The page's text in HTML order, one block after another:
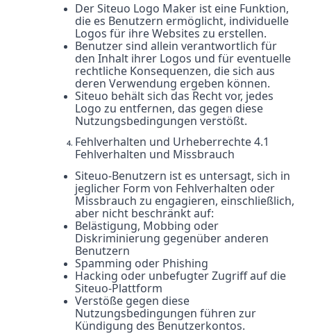
Der Siteuo Logo Maker ist eine Funktion,
die es Benutzern ermöglicht, individuelle
Logos für ihre Websites zu erstellen.
Benutzer sind allein verantwortlich für
den Inhalt ihrer Logos und für eventuelle
rechtliche Konsequenzen, die sich aus
deren Verwendung ergeben können.
Siteuo behält sich das Recht vor, jedes
Logo zu entfernen, das gegen diese
Nutzungsbedingungen verstößt.
Fehlverhalten und Urheberrechte 4.1
Fehlverhalten und Missbrauch
Siteuo-Benutzern ist es untersagt, sich in
jeglicher Form von Fehlverhalten oder
Missbrauch zu engagieren, einschließlich,
aber nicht beschränkt auf:
Belästigung, Mobbing oder
Diskriminierung gegenüber anderen
Benutzern
Spamming oder Phishing
Hacking oder unbefugter Zugriff auf die
Siteuo-Plattform
Verstöße gegen diese
Nutzungsbedingungen führen zur
Kündigung des Benutzerkontos.